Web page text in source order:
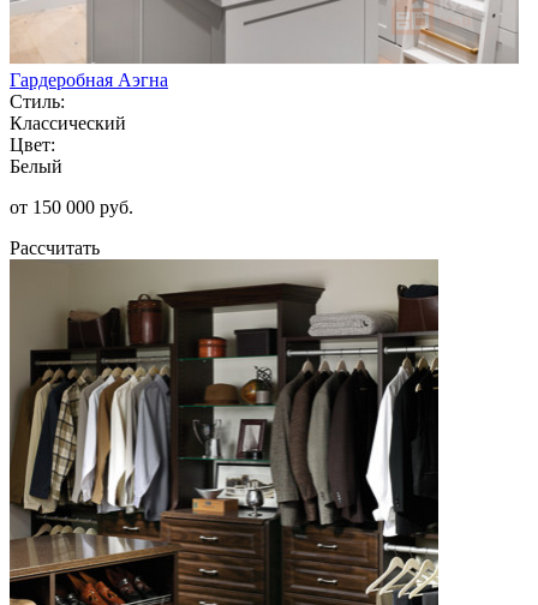
Гардеробная Аэгна
Стиль:
Классический
Цвет:
Белый
от 150 000 руб.
Рассчитать